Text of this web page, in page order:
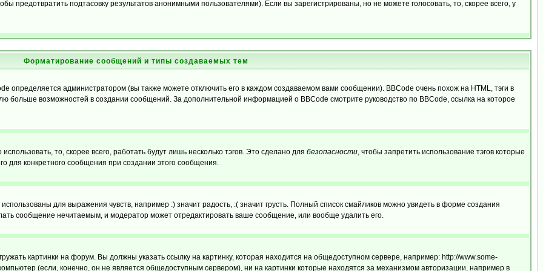
предотвратить подтасовку результатов анонимными пользователями). Если вы зарегистрированы, но не можете голосовать, то, скорее всего, у
Форматирование сообщений и типы создаваемых тем
определяется администратором (вы также можете отключить его в каждом создаваемом вами сообщении). BBCode очень похож на HTML, тэги в
больше возможностей в создании сообщений. За дополнительной информацией о BBCode смотрите руководство по BBCode, ссылка на которое
то, скорее всего, работать будут лишь несколько тэгов. Это сделано для безопасности, чтобы запретить использование тэгов которые
для конкретного сообщения при создании этого сообщения.
для выражения чувств, например :) значит радость, :( значит грусть. Полный список смайликов можно увидеть в форме создания
сообщение нечитаемым, и модератор может отредактировать ваше сообщение, или вообще удалить его.
картинки на форум. Вы должны указать ссылку на картинку, которая находится на общедоступном сервере, например: http://www.some-
(если, конечно, он не является общедоступным сервером), ни на картинки которые находятся за механизмом авторизации, например в